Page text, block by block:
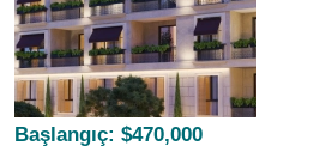
Başlangıç: $470,000